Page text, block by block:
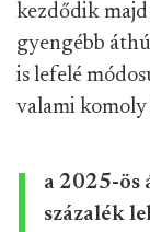
kezdődik majd
gyengébb
is lefelé
valami
a 2025-ös
százalék